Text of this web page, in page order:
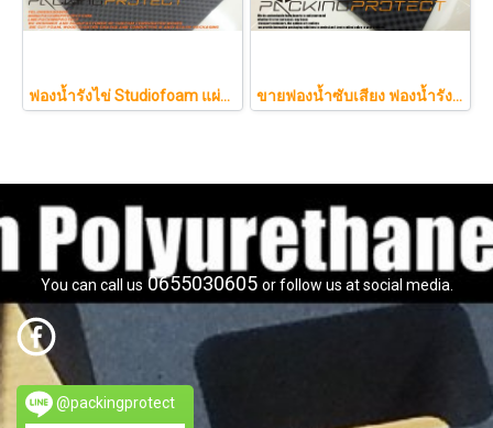
ฟองน้ำรังไข่ Studiofoam แผ่นซับเสียงห้อง แผ่นซับเสียงรังไข่ แผ่นซับเสียงรังไข่ Acoustic foam สีเทาดำขนาดใหญ่ 125*200ซม.หนา1นิ้วราคา290บาท ขายฟองน้ำซับเสียง ฟองน้ำรังไข่ แผ่นซับเสียงห้อง ราคาถูกฟองน้ำรังไข่ แผ่นซับเสียงรังไข่ แผ่นซับเสียงรังไข่ Acoustic foam สีเทาดำขนาดใหญ่ 130*200ซม.หนา1.5นิ้วราคา350บาท(copy)
You can call us 0655030605 or follow us at social media.
@packingprotect